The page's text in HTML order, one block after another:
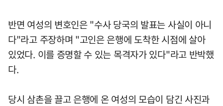
반면 여성의 변호인은 "수사 당국의 발표는 사실이 아니
다"라고 주장하며 "고인은 은행에 도착한 시점에 살아
있었다. 이를 증명할 수 있는 목격자가 있다"라고 반박했
다.
당시 삼촌을 끌고 은행에 온 여성의 모습이 담긴 사진과